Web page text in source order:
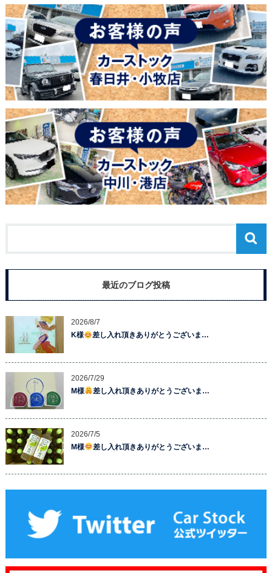
最近のブログ投稿
2026/8/7
K様
差し入れ頂きありがとうございま…
2026/7/29
M様
差し入れ頂きありがとうございま…
2026/7/5
M様
差し入れ頂きありがとうございま…